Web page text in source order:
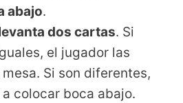
abajo.
dos cartas. Si
el jugador las
Si son diferentes,
colocar boca abajo.